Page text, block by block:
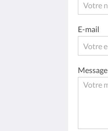
E-mail
Message